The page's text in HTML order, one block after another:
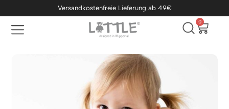
Versandkostenfreie Lieferung ab 49€
0